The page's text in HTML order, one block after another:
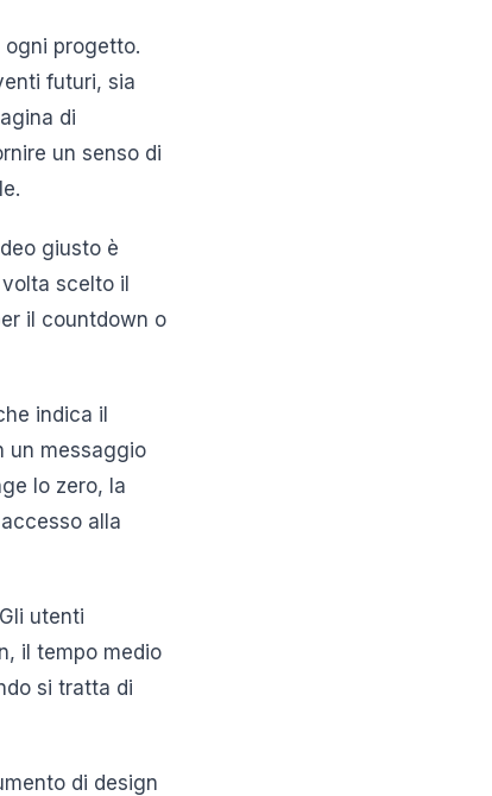
ogni progetto.
futuri, sia
di
un senso di
giusto è
scelto il
il countdown o
indica il
un messaggio
lo zero, la
alla
utenti
il tempo medio
si tratta di
di design